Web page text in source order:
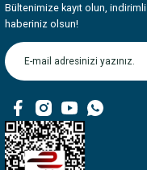
Bültenimize kayıt olun,
haberiniz olsun!